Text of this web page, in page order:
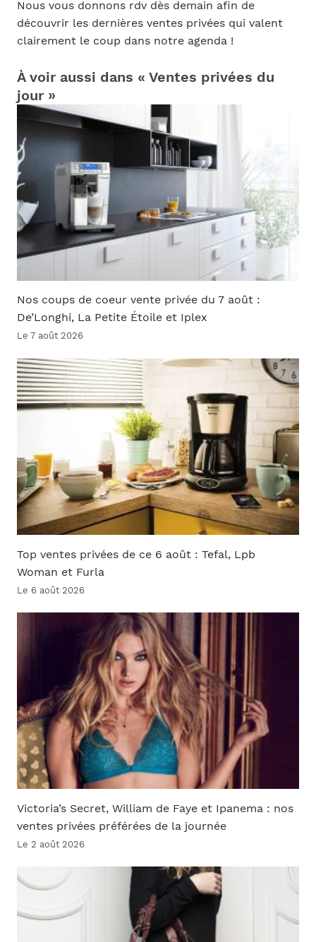
Nous vous donnons rdv dès demain afin de
découvrir les dernières ventes privées qui valent
clairement le coup dans notre agenda !
À voir aussi dans « Ventes privées du
jour »
Nos coups de coeur vente privée du 7 août :
De’Longhi, La Petite Étoile et Iplex
Le 7 août 2026
Top ventes privées de ce 6 août : Tefal, Lpb
Woman et Furla
Le 6 août 2026
Victoria’s Secret, William de Faye et Ipanema : nos
ventes privées préférées de la journée
Le 2 août 2026